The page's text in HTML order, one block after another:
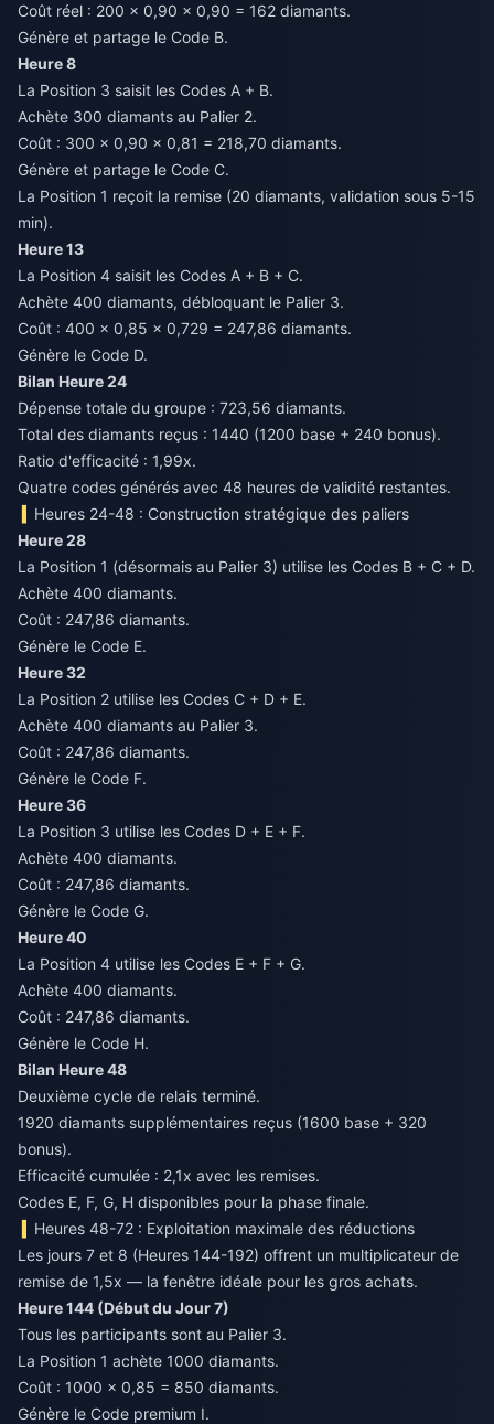
Coût réel : 200 × 0,90 × 0,90 = 162 diamants.
Génère et partage le Code B.
Heure 8
La Position 3 saisit les Codes A + B.
Achète 300 diamants au Palier 2.
Coût : 300 × 0,90 × 0,81 = 218,70 diamants.
Génère et partage le Code C.
La Position 1 reçoit la remise (20 diamants, validation sous 5-15
min).
Heure 13
La Position 4 saisit les Codes A + B + C.
Achète 400 diamants, débloquant le Palier 3.
Coût : 400 × 0,85 × 0,729 = 247,86 diamants.
Génère le Code D.
Bilan Heure 24
Dépense totale du groupe : 723,56 diamants.
Total des diamants reçus : 1440 (1200 base + 240 bonus).
Ratio d'efficacité : 1,99x.
Quatre codes générés avec 48 heures de validité restantes.
Heures 24-48 : Construction stratégique des paliers
Heure 28
La Position 1 (désormais au Palier 3) utilise les Codes B + C + D.
Achète 400 diamants.
Coût : 247,86 diamants.
Génère le Code E.
Heure 32
La Position 2 utilise les Codes C + D + E.
Achète 400 diamants au Palier 3.
Coût : 247,86 diamants.
Génère le Code F.
Heure 36
La Position 3 utilise les Codes D + E + F.
Achète 400 diamants.
Coût : 247,86 diamants.
Génère le Code G.
Heure 40
La Position 4 utilise les Codes E + F + G.
Achète 400 diamants.
Coût : 247,86 diamants.
Génère le Code H.
Bilan Heure 48
Deuxième cycle de relais terminé.
1920 diamants supplémentaires reçus (1600 base + 320
bonus).
Efficacité cumulée : 2,1x avec les remises.
Codes E, F, G, H disponibles pour la phase finale.
Heures 48-72 : Exploitation maximale des réductions
Les jours 7 et 8 (Heures 144-192) offrent un multiplicateur de
remise de 1,5x — la fenêtre idéale pour les gros achats.
Heure 144 (Début du Jour 7)
Tous les participants sont au Palier 3.
La Position 1 achète 1000 diamants.
Coût : 1000 × 0,85 = 850 diamants.
Génère le Code premium I.